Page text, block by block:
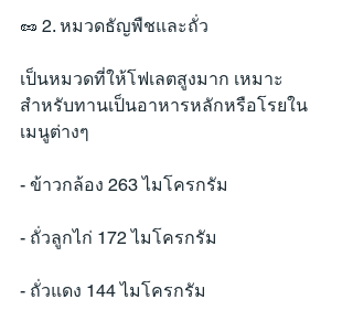
🥜 2. หมวดธัญพืชและถั่ว
เป็นหมวดที่ให้โฟเลตสูงมาก เหมาะ
สำหรับทานเป็นอาหารหลักหรือโรยใน
เมนูต่างๆ
- ข้าวกล้อง 263 ไมโครกรัม
- ถั่วลูกไก่ 172 ไมโครกรัม
- ถั่วแดง 144 ไมโครกรัม